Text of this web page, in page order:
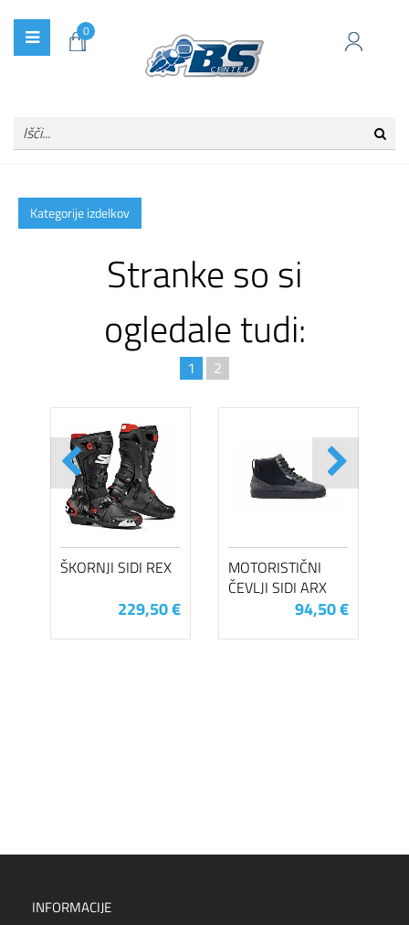
0
Kategorije izdelkov
Stranke so si
ogledale tudi:
1 2
ŠKORNJI SIDI REX
229,50 €
MOTORISTIČNI
ČEVLJI SIDI ARX
94,50 €
INFORMACIJE